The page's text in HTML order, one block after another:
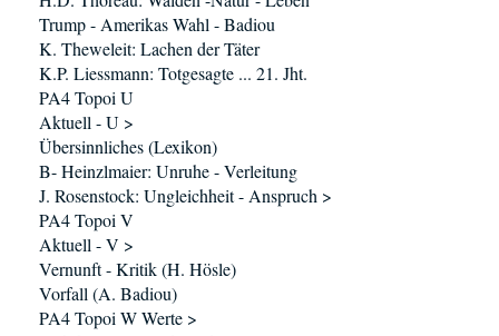
Trump - Amerikas Wahl - Badiou
K. Theweleit: Lachen der Täter
K.P. Liessmann: Totgesagte ... 21. Jht.
PA4 Topoi U
Aktuell - U >
Übersinnliches (Lexikon)
B- Heinzlmaier: Unruhe - Verleitung
J. Rosenstock: Ungleichheit - Anspruch >
PA4 Topoi V
Aktuell - V >
Vernunft - Kritik (H. Hösle)
Vorfall (A. Badiou)
PA4 Topoi W Werte >